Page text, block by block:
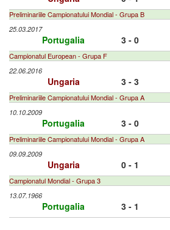
Preliminariile Campionatului Mondial - Grupa B
25.03.2017
Portugalia 3 - 0
Campionatul European - Grupa F
22.06.2016
Ungaria 3 - 3
Preliminariile Campionatului Mondial - Grupa A
10.10.2009
Portugalia 3 - 0
Preliminariile Campionatului Mondial - Grupa A
09.09.2009
Ungaria 0 - 1
Campionatul Mondial - Grupa 3
13.07.1966
Portugalia 3 - 1